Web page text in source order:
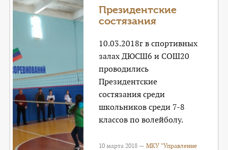
Президентские
состязания
10.03.2018г в спортивных
залах ДЮСШ6 и СОШ20
проводились
Президентские
состязания среди
школьников среди 7-8
классов по волейболу.
10 марта 2018 —МКУ "Управление